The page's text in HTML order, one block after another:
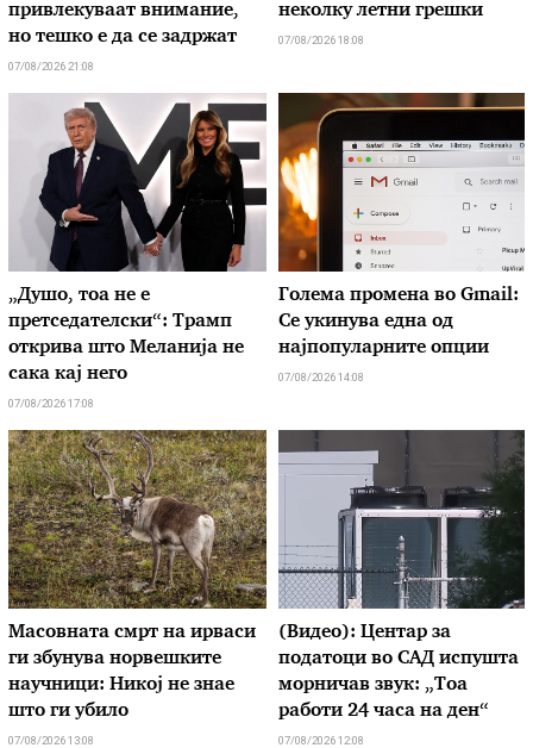
привлекуваат внимание,
но тешко е да се задржат
07/08/2026 21:08
неколку летни грешки
07/08/2026 18:08
„Душо, тоа не е
претседателски“: Трамп
открива што Меланија не
сака кај него
07/08/2026 17:08
Голема промена во Gmail:
Се укинува една од
најпопуларните опции
07/08/2026 14:08
Масовната смрт на ирваси
ги збунува норвешките
научници: Никој не знае
што ги убило
07/08/2026 13:08
(Видео): Центар за
податоци во САД испушта
морничав звук: „Тоа
работи 24 часа на ден“
07/08/2026 12:08